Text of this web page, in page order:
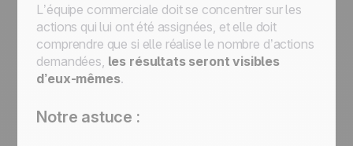
L’équipe commerciale doit se concentrer sur les
actions qui lui ont été assignées, et elle doit
comprendre que si elle réalise le nombre d’actions
demandées, les résultats seront visibles
d’eux-mêmes.
Notre astuce :